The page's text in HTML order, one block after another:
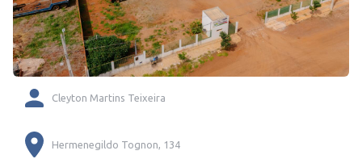
Cleyton Martins Teixeira
Hermenegildo Tognon, 134